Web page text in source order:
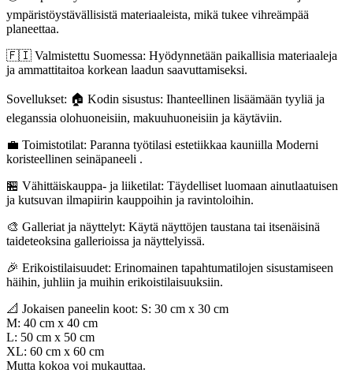
ympäristöystävällisistä materiaaleista, mikä tukee vihreämpää
planeettaa.
🇫🇮 Valmistettu Suomessa: Hyödynnetään paikallisia materiaaleja
ja ammattitaitoa korkean laadun saavuttamiseksi.
Sovellukset: 🏠 Kodin sisustus: Ihanteellinen lisäämään tyyliä ja
eleganssia olohuoneisiin, makuuhuoneisiin ja käytäviin.
💼 Toimistotilat: Paranna työtilasi estetiikkaa kauniilla Moderni
koristeellinen seinäpaneeli .
🏪 Vähittäiskauppa- ja liiketilat: Täydelliset luomaan ainutlaatuisen
ja kutsuvan ilmapiirin kauppoihin ja ravintoloihin.
🎨 Galleriat ja näyttelyt: Käytä näyttöjen taustana tai itsenäisinä
taideteoksina gallerioissa ja näyttelyissä.
🎉 Erikoistilaisuudet: Erinomainen tapahtumatilojen sisustamiseen
häihin, juhliin ja muihin erikoistilaisuuksiin.
📐 Jokaisen paneelin koot: S: 30 cm x 30 cm
M: 40 cm x 40 cm
L: 50 cm x 50 cm
XL: 60 cm x 60 cm
Mutta kokoa voi mukauttaa.